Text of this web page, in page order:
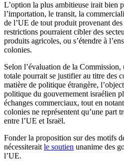
L’option la plus ambitieuse irait bien
l’importation, le transit, la
de l’UE de tout produit provenant
restrictions pourraient cibler des
produits agricoles, ou s’étendre à
colonies.
Selon l’évaluation de la
totale pourrait se justifier au titre des
matière de politique étrangère,
politique du gouvernement israélien
échanges commerciaux, tout en
colonies ne représentent qu’une part
entre l’UE et Israël.
Fonder la proposition sur des motifs
nécessiterait le soutien unanime des
l’UE.